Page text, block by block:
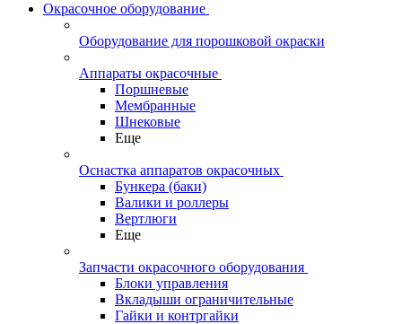
Окрасочное оборудование
Оборудование для порошковой окраски
Аппараты окрасочные
Поршневые
Мембранные
Шнековые
Еще
Оснастка аппаратов окрасочных
Бункера (баки)
Валики и роллеры
Вертлюги
Еще
Запчасти окрасочного оборудования
Блоки управления
Вкладыши ограничительные
Гайки и контргайки